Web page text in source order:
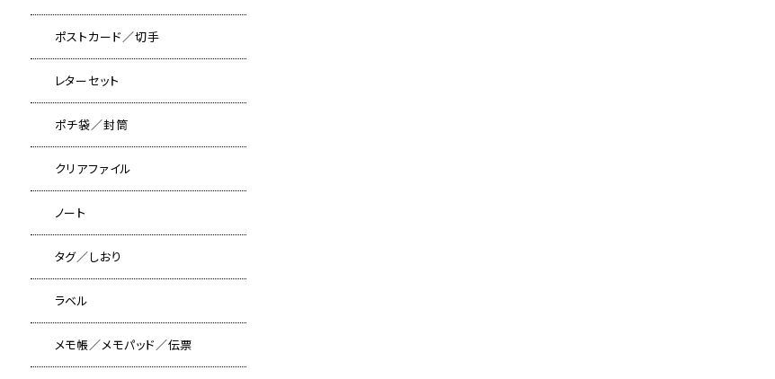
ポストカード／切手
レターセット
ポチ袋／封筒
クリアファイル
ノート
タグ／しおり
ラベル
メモ帳／メモパッド／伝票